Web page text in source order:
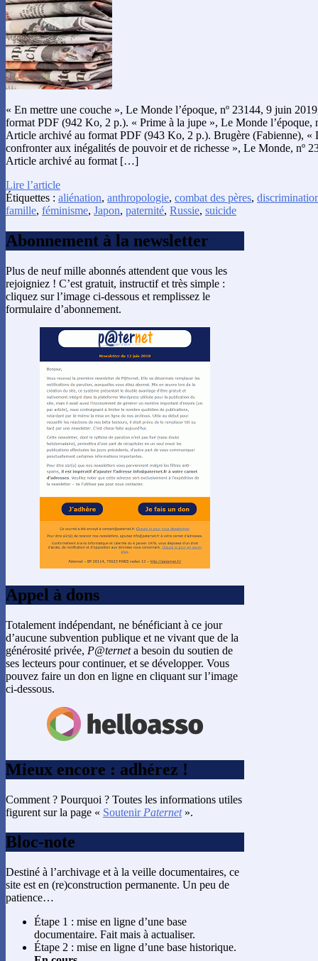
« En mettre une couche », Le Monde l’époque, nº 23144, 9 juin
format PDF (942 Ko, 2 p.). « Prime à la jupe », Le Monde l’époque,
Article archivé au format PDF (943 Ko, 2 p.). Brugère (Fabienne), «
confronter aux inégalités de pouvoir et de richesse », Le Monde, nº
Article archivé au format […]
Lire l’article
Étiquettes : aliénation, anthropologie, combat des pères,
famille, féminisme, Japon, paternité, Russie, suicide
Abonnement à la newsletter
Plus de neuf mille abonnés attendent que vous les
rejoigniez ! C’est gratuit, instructif et très simple :
cliquez sur l’image ci-dessous et remplissez le
formulaire d’abonnement.
Appel à dons
Totalement indépendant, ne bénéficiant à ce jour
d’aucune subvention publique et ne vivant que de la
générosité privée, P@terneta besoin du soutien de
ses lecteurs pour continuer, et se développer. Vous
pouvez faire un don en ligne en cliquant sur l’image
ci-dessous.
Mieux encore : adhérez !
Comment ? Pourquoi ? Toutes les informations utiles
figurent sur la page « Soutenir Paternet».
Bloc-note
Destiné à l’archivage et à la veille documentaires, ce
site est en (re)construction permanente. Un peu de
patience…
Étape 1 : mise en ligne d’une base
documentaire. Fait mais à actualiser.
Étape 2 : mise en ligne d’une base historique.